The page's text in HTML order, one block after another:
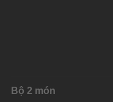
Bộ 2 món